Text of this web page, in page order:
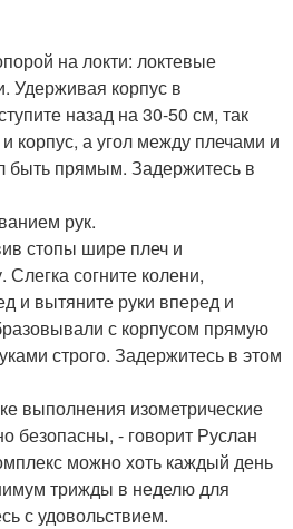
на локти: локтевые
Удерживая корпус в
назад на 30-50 см, так
корпус, а угол между плечами и
быть прямым. Задержитесь в
рук.
стопы шире плеч и
Слегка согните колени,
и вытяните руки вперед и
с корпусом прямую
строго. Задержитесь в этом
выполнения изометрические
безопасны, - говорит Руслан
можно хоть каждый день
трижды в неделю для
с удовольствием.